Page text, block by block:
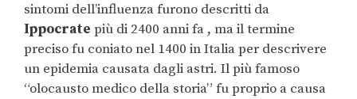
sintomi dell’influenza furono descritti da
Ippocrate più di 2400 anni fa , ma il termine
preciso fu coniato nel 1400 in Italia per descrivere
un epidemia causata dagli astri. Il più famoso
“olocausto medico della storia” fu proprio a causa